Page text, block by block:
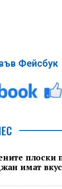
Фейсбук
плоски
имат